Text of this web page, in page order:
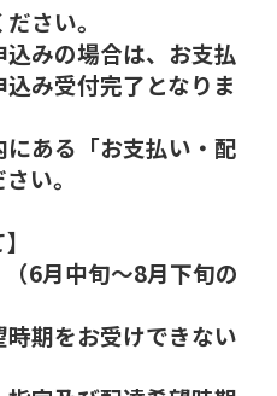
さい。
みの場合は、お支払
み受付完了となりま
ある「お支払い・配
い。
6月中旬～8月下旬の
期をお受けできない